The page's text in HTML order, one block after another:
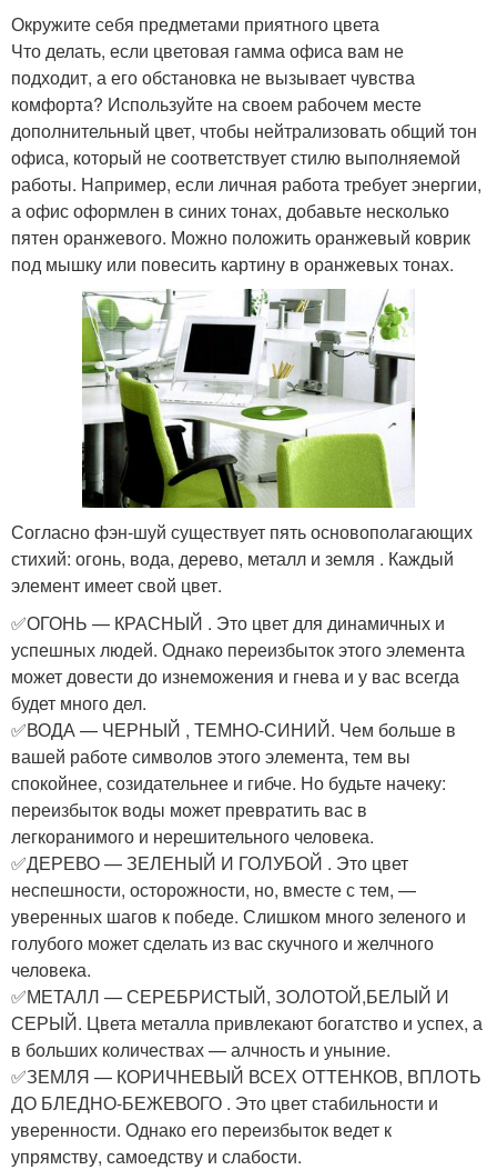
Окружите себя предметами приятного цвета
Что делать, если цветовая гамма офиса вам не
подходит, а его обстановка не вызывает чувства
комфорта? Используйте на своем рабочем месте
дополнительный цвет, чтобы нейтрализовать общий тон
офиса, который не соответствует стилю выполняемой
работы. Например, если личная работа требует энергии,
а офис оформлен в синих тонах, добавьте несколько
пятен оранжевого. Можно положить оранжевый коврик
под мышку или повесить картину в оранжевых тонах.
Согласно фэн-шуй существует пять основополагающих
стихий: огонь, вода, дерево, металл и земля . Каждый
элемент имеет свой цвет.
✅ОГОНЬ — КРАСНЫЙ . Это цвет для динамичных и
успешных людей. Однако переизбыток этого элемента
может довести до изнеможения и гнева и у вас всегда
будет много дел.
✅ВОДА — ЧЕРНЫЙ , ТЕМНО-СИНИЙ. Чем больше в
вашей работе символов этого элемента, тем вы
спокойнее, созидательнее и гибче. Но будьте начеку:
переизбыток воды может превратить вас в
легкоранимого и нерешительного человека.
✅ДЕРЕВО — ЗЕЛЕНЫЙ И ГОЛУБОЙ . Это цвет
неспешности, осторожности, но, вместе с тем, —
уверенных шагов к победе. Слишком много зеленого и
голубого может сделать из вас скучного и желчного
человека.
✅МЕТАЛЛ — СЕРЕБРИСТЫЙ, ЗОЛОТОЙ,БЕЛЫЙ И
СЕРЫЙ. Цвета металла привлекают богатство и успех, а
в больших количествах — алчность и уныние.
✅ЗЕМЛЯ — КОРИЧНЕВЫЙ ВСЕХ ОТТЕНКОВ, ВПЛОТЬ
ДО БЛЕДНО-БЕЖЕВОГО . Это цвет стабильности и
уверенности. Однако его переизбыток ведет к
упрямству, самоедству и слабости.